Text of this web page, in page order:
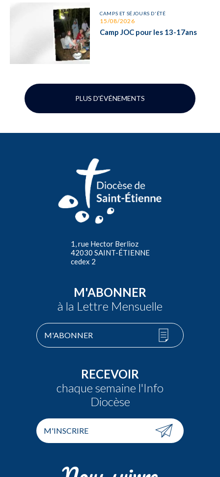
PLUS D'ÉVÉNEMENTS
CAMPS ET SÉJOURS D'ÉTÉ
15/08/2026
Camp JOC pour les 13-17ans
1, rue Hector Berlioz
42030 SAINT-ÉTIENNE
cedex 2
M'ABONNER
à la Lettre Mensuelle
M'ABONNER
RECEVOIR
chaque semaine l'Info
Diocèse
M'INSCRIRE